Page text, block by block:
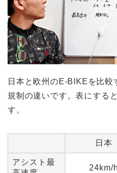
日本と欧州のE-BIKEを比較
規制の違いです。表にする
す。
日本
アシスト最
24km/h